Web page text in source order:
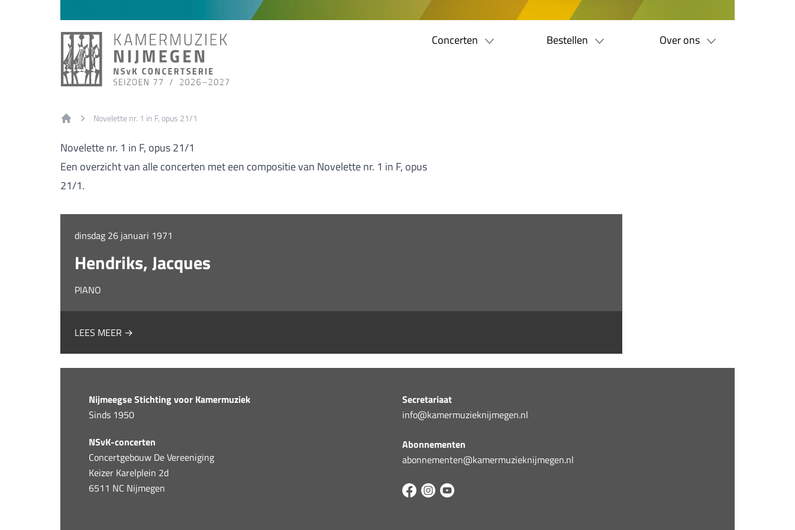
Concerten Bestellen Over ons
Novelette nr. 1 in F, opus 21/1
Novelette nr. 1 in F, opus 21/1
Een overzicht van alle concerten met een compositie van Novelette nr. 1 in F, opus
21/1.
dinsdag 26 januari 1971
Hendriks, Jacques
PIANO
LEES MEER →
Nijmeegse Stichting voor Kamermuziek
Sinds 1950
NSvK-concerten
Concertgebouw De Vereeniging
Keizer Karelplein 2d
6511 NC Nijmegen
Secretariaat
info@kamermuzieknijmegen.nl
Abonnementen
abonnementen@kamermuzieknijmegen.nl